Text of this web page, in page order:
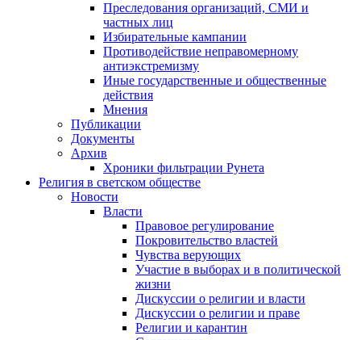
Преследования организаций, СМИ и
частных лиц
Избирательные кампании
Противодействие неправомерному
антиэкстремизму
Иные государственные и общественные
действия
Мнения
Публикации
Документы
Архив
Хроники фильтрации Рунета
Религия в светском обществе
Новости
Власти
Правовое регулирование
Покровительство властей
Чувства верующих
Участие в выборах и в политической
жизни
Дискуссии о религии и власти
Дискуссии о религии и праве
Религии и карантин